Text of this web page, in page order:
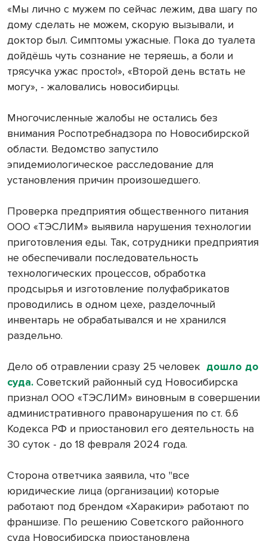
«Мы лично с мужем по сейчас лежим, два шагу по
дому сделать не можем, скорую вызывали, и
доктор был. Симптомы ужасные. Пока до туалета
дойдёшь чуть сознание не теряешь, а боли и
трясучка ужас просто!», «Второй день встать не
могу», - жаловались новосибирцы.
Многочисленные жалобы не остались без
внимания Роспотребнадзора по Новосибирской
области. Ведомство запустило
эпидемиологическое расследование для
установления причин произошедшего.
Проверка предприятия общественного питания
ООО «ТЭСЛИМ» выявила нарушения технологии
приготовления еды. Так, сотрудники предприятия
не обеспечивали последовательность
технологических процессов, обработка
продсырья и изготовление полуфабрикатов
проводились в одном цехе, разделочный
инвентарь не обрабатывался и не хранился
раздельно.
Дело об отравлении сразу 25 человек дошло до
суда. Советский районный суд Новосибирска
признал ООО «ТЭСЛИМ» виновным в совершении
административного правонарушения по ст. 6.6
Кодекса РФ и приостановил его деятельность на
30 суток - до 18 февраля 2024 года.
Сторона ответчика заявила, что "все
юридические лица (организации) которые
работают под брендом «Харакири» работают по
франшизе. По решению Советского районного
суда Новосибирска приостановлена